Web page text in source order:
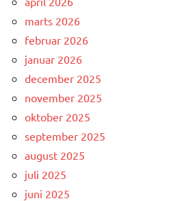
marts 2026
februar 2026
januar 2026
december 2025
november 2025
oktober 2025
september 2025
august 2025
juli 2025
juni 2025